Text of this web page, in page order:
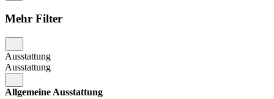
Mehr Filter
Ausstattung
Ausstattung
Allgemeine Ausstattung